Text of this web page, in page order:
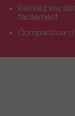
Résiliez vos
facilement
Comparateur